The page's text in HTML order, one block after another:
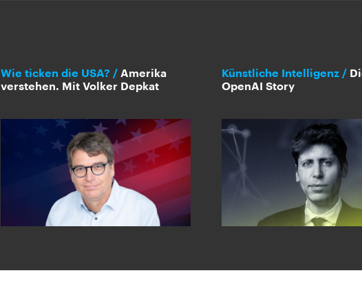
Wie ticken die USA?
Amerika
verstehen. Mit Volker Depkat
Künstliche Intelligenz
OpenAI Story